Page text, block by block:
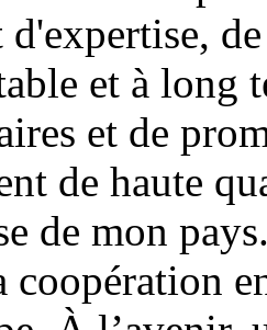
d'expertise,
et à long
et de
de haute
de mon
coopération